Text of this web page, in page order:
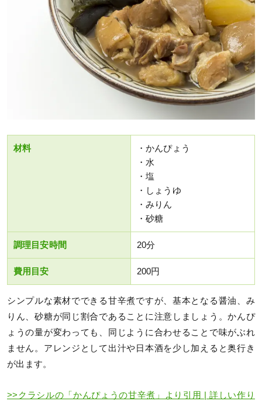
材料
・かんぴょう
・水
・塩
・しょうゆ
・みりん
・砂糖
調理目安時間 20分
費用目安 200円
シンプルな素材でできる甘辛煮ですが、基本となる醤油、み
りん、砂糖が同じ割合であることに注意しましょう。かんぴ
ょうの量が変わっても、同じように合わせることで味がぶれ
ません。アレンジとして出汁や日本酒を少し加えると奥行き
が出ます。
>>クラシルの「かんぴょうの甘辛煮」より引用 | 詳しい作り